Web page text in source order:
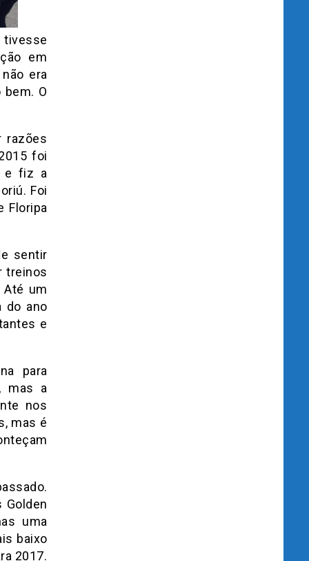
tivesse
em
era
O
razões
foi
e fiz a
Foi
Floripa
sentir
treinos
um
do ano
e
para
mas a
nos
mas é
Golden
uma
baixo
2017.